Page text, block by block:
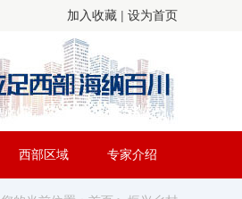
加入收藏 | 设为首页
西部区域 专家介绍